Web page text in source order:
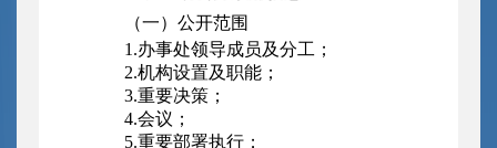
（一）公开范围
1.办事处领导成员及分工；
2.机构设置及职能；
3.重要决策；
4.会议；
5.重要部署执行；